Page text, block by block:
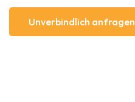
Unverbindlich anfragen